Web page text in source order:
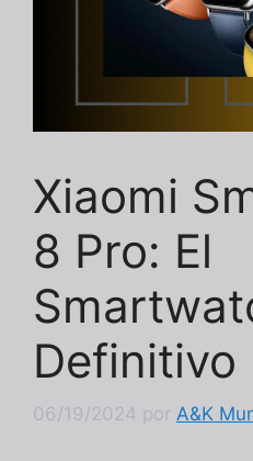
Xiaomi
8 Pro: El
Definitivo
06/19/2024 por A&K